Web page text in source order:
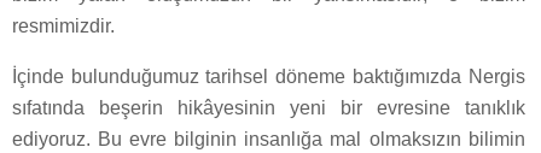
resmimizdir.
İçinde bulunduğumuz tarihsel döneme baktığımızda Nergis
sıfatında beşerin hikâyesinin yeni bir evresine tanıklık
ediyoruz. Bu evre bilginin insanlığa mal olmaksızın bilimin